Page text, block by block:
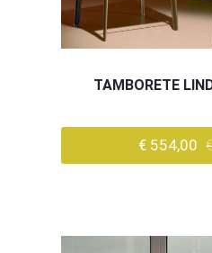
TAMBORETE
€ 554,00